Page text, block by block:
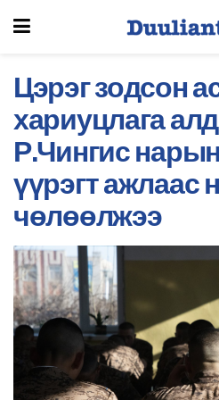
Цэрэг зодсон
хариуцлага
Р.Чингис
үүрэгт ажлаас
чөлөөлжээ